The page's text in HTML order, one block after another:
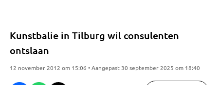
Kunstbalie in Tilburg wil consulenten
ontslaan
12 november 2012 om 15:06 • Aangepast 30 september 2025 om 18:40